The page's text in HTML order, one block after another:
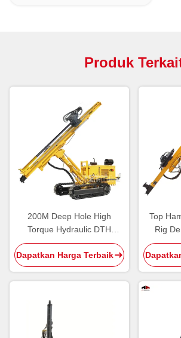
Produk
200M Deep Hole High
Torque Hydraulic DTH
Drilling Rig dengan Diesel
Cummins Engine
Dapatkan Harga Terbaik
Top
Rig
Motor